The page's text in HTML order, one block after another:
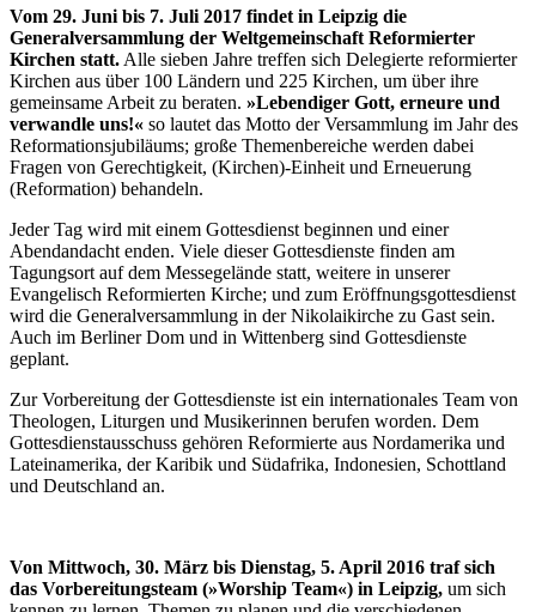
Vom 29. Juni bis 7. Juli 2017 findet in Leipzig die
Generalversammlung der Weltgemeinschaft Reformierter
Kirchen statt.Alle sieben Jahre treffen sich Delegierte reformierter
Kirchen aus über 100 Ländern und 225 Kirchen, um über ihre
gemeinsame Arbeit zu beraten. »Lebendiger Gott, erneure und
verwandle uns!« so lautet das Motto der Versammlung im Jahr des
Reformationsjubiläums; große Themenbereiche werden dabei
Fragen von Gerechtigkeit, (Kirchen)-Einheit und Erneuerung
(Reformation) behandeln.
Jeder Tag wird mit einem Gottesdienst beginnen und einer
Abendandacht enden. Viele dieser Gottesdienste finden am
Tagungsort auf dem Messegelände statt, weitere in unserer
Evangelisch Reformierten Kirche; und zum Eröffnungsgottesdienst
wird die Generalversammlung in der Nikolaikirche zu Gast sein.
Auch im Berliner Dom und in Wittenberg sind Gottesdienste
geplant.
Zur Vorbereitung der Gottesdienste ist ein internationales Team von
Theologen, Liturgen und Musikerinnen berufen worden. Dem
Gottesdienstausschuss gehören Reformierte aus Nordamerika und
Lateinamerika, der Karibik und Südafrika, Indonesien, Schottland
und Deutschland an.
Von Mittwoch, 30. März bis Dienstag, 5. April 2016 traf sich
das Vorbereitungsteam (»Worship Team«) in Leipzig, um sich